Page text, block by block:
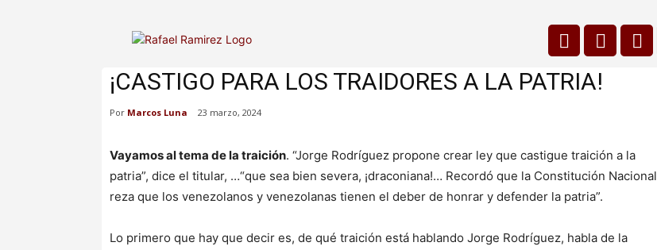
¡CASTIGO PARA LOS TRAIDORES A LA PATRIA!
Por Marcos Luna 23 marzo, 2024
Vayamos al tema de la traición. “Jorge Rodríguez propone crear ley que castigue traición a la
patria”, dice el titular, …“que sea bien severa, ¡draconiana!… Recordó que la Constitución Nacional
reza que los venezolanos y venezolanas tienen el deber de honrar y defender la patria”.
Lo primero que hay que decir es, de qué traición está hablando Jorge Rodríguez, habla de la